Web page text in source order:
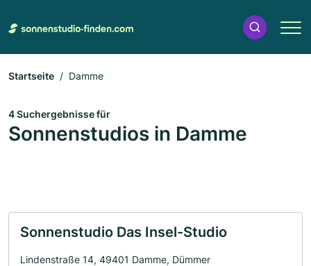
Startseite Damme
4 Suchergebnisse für
Sonnenstudios in Damme
Sonnenstudio Das Insel-Studio
Lindenstraße 14, 49401 Damme, Dümmer